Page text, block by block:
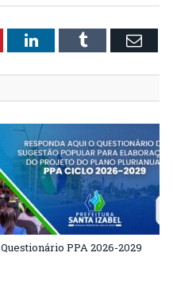
LinkedInTumblr Email
Questionário PPA 2026-2029